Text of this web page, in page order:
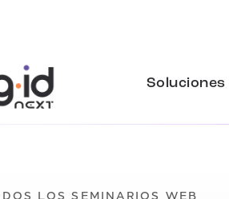
Soluciones
LOS SEMINARIOS WEB